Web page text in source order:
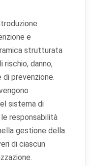
e
strutturata
danno,
prevenzione.
sistema di
responsabilità
gestione della
di ciascun